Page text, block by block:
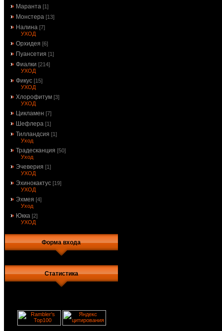
Маранта [1]
Монстера [13]
Налина [7]
УХОД
Орхидея [6]
Пуансетия [1]
Фиалки [214]
УХОД
Фикус [15]
УХОД
Хлорофитум [3]
УХОД
Цикламен [7]
Шефлера [1]
Тилландсия [1]
Уход
Традесканция [50]
Уход
Эчеверия [1]
УХОД
Эхинокактус [19]
УХОД
Эхмея [4]
Уход
Юкка [2]
УХОД
Форма входа
Статистика